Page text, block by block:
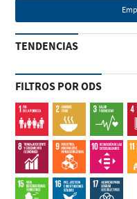
TENDENCIAS
FILTROS POR ODS